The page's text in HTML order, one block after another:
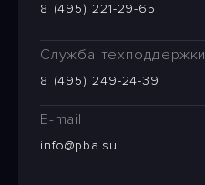
8 (495) 221-29-65
Служба техподдержки
8 (495) 249-24-39
E-mail
info@pba.su